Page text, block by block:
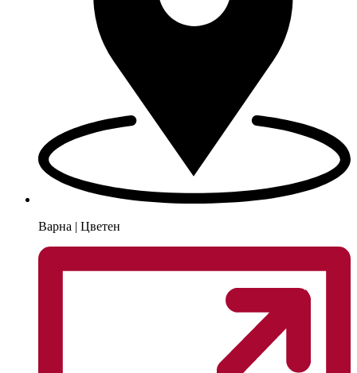
Варна | Цветен